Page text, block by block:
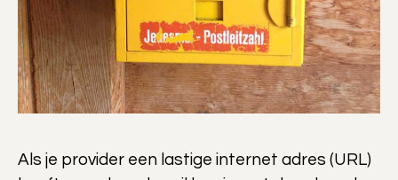
Als je provider een lastige internet adres (URL)